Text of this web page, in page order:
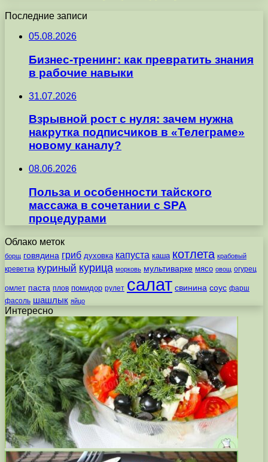
Последние записи
05.08.2026
Бизнес-тренинг: как превратить знания
в рабочие навыки
31.07.2026
Взрывной рост с нуля: зачем нужна
накрутка подписчиков в «Телеграме»
новому каналу?
08.06.2026
Польза и особенности тайского
массажа в сочетании с SPA
процедурами
Облако меток
борщ говядина гриб духовка капуста каша котлета крабовый
креветка куриный курица морковь мультиварке мясо овощ огурец
омлет паста плов помидор рулет салат свинина соус фарш
фасоль шашлык яйцо
Интересно